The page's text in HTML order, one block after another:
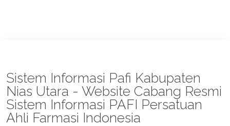
Sistem Informasi Pafi Kabupaten
Nias Utara - Website Cabang Resmi
Sistem Informasi PAFI Persatuan
Ahli Farmasi Indonesia